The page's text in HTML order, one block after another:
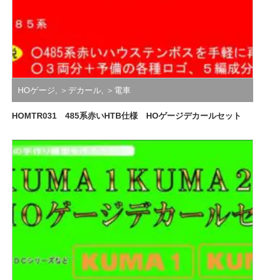
HOゲージ, ＞デカール, ＞電車
HOMTR031 485系赤いHTB仕様 HOゲージデカールセット